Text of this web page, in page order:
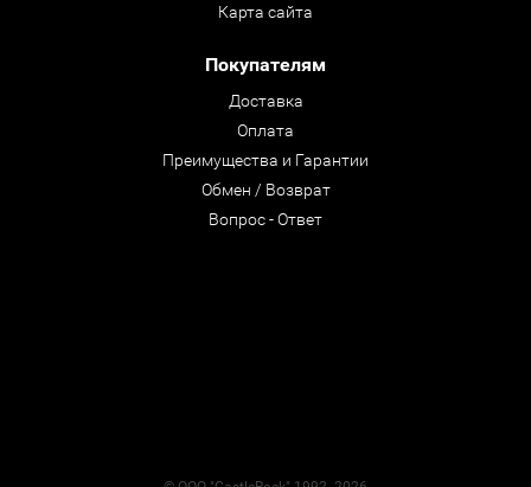
Карта сайта
Покупателям
Доставка
Оплата
Преимущества и Гарантии
Обмен / Возврат
Вопрос - Ответ